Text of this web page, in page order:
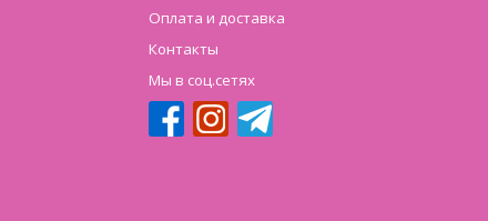
Оплата и доставка
Контакты
Мы в соц.сетях